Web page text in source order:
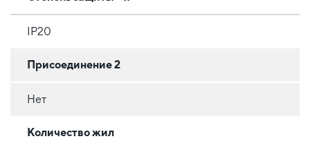
IP20
Присоединение 2
Нет
Количество жил